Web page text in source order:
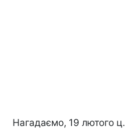
Нагадаємо, 19 лютого